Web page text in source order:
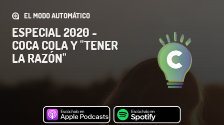
EL MODO AUTOMÁTICO
ESPECIAL 2020 -
COCA COLA Y "TENER
LA RAZÓN"